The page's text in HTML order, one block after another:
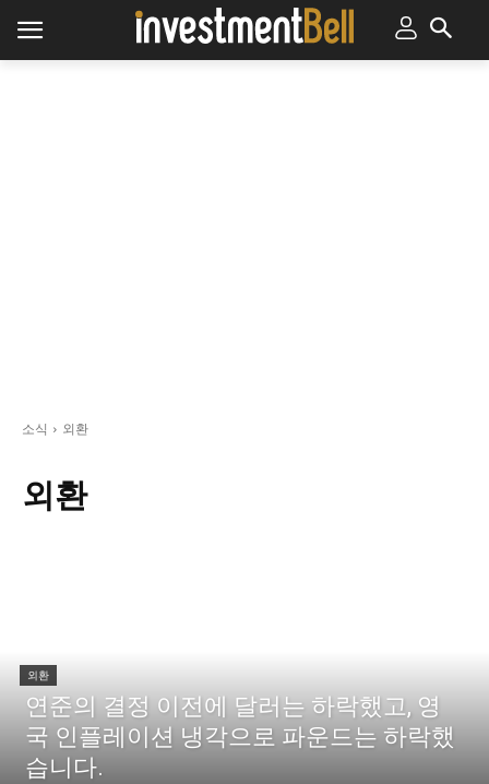
소식 외환
외환
외환
연준의 결정 이전에 달러는 하락했고, 영
국 인플레이션 냉각으로 파운드는 하락했
습니다.